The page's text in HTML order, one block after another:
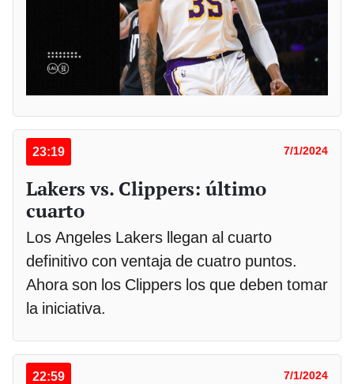
23:19 7/1/2024
Lakers vs. Clippers: último
cuarto
Los Angeles Lakers llegan al cuarto
definitivo con ventaja de cuatro puntos.
Ahora son los Clippers los que deben tomar
la iniciativa.
22:59 7/1/2024